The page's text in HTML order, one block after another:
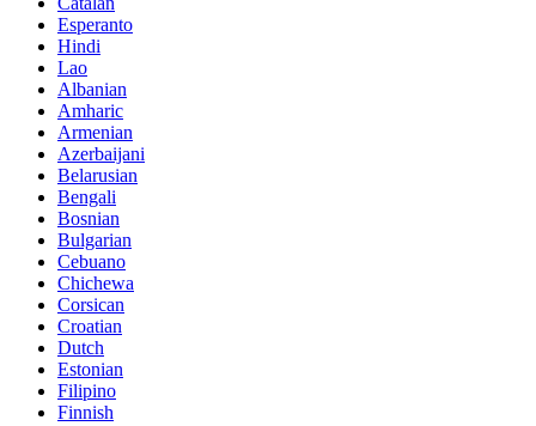
Esperanto
Hindi
Lao
Albanian
Amharic
Armenian
Azerbaijani
Belarusian
Bengali
Bosnian
Bulgarian
Cebuano
Chichewa
Corsican
Croatian
Dutch
Estonian
Filipino
Finnish